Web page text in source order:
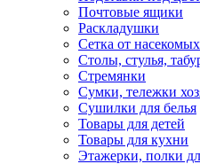
Почтовые ящики
Раскладушки
Сетка от насекомых
Столы, стулья,
Стремянки
Сумки, тележки
Сушилки для белья
Товары для детей
Товары для кухни
Этажерки, полки